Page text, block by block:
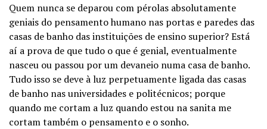
Quem nunca se deparou com pérolas absolutamente
geniais do pensamento humano nas portas e paredes das
casas de banho das instituições de ensino superior? Está
aí a prova de que tudo o que é genial, eventualmente
nasceu ou passou por um devaneio numa casa de banho.
Tudo isso se deve à luz perpetuamente ligada das casas
de banho nas universidades e politécnicos; porque
quando me cortam a luz quando estou na sanita me
cortam também o pensamento e o sonho.